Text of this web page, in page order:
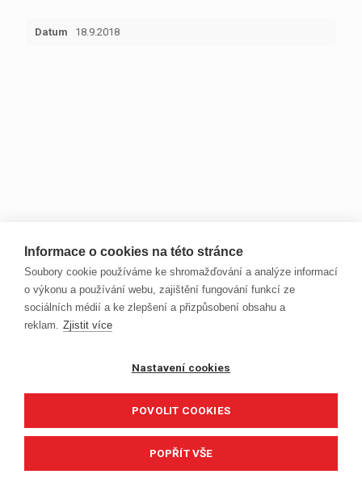
Datum 18.9.2018
Informace o cookies na této stránce
Soubory cookie používáme ke shromažďování a analýze informací
o výkonu a používání webu, zajištění fungování funkcí ze
sociálních médií a ke zlepšení a přizpůsobení obsahu a
reklam. Zjistit více
Nastavení cookies
POVOLIT COOKIES
POPŘÍT VŠE